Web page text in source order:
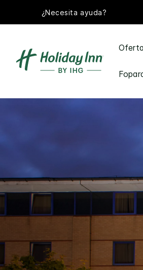
¿Necesita ayuda?